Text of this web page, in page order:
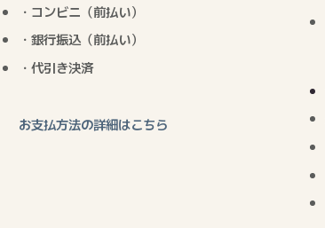
・コンビニ（前払い）
・銀行振込（前払い）
・代引き決済
お支払方法の詳細はこちら